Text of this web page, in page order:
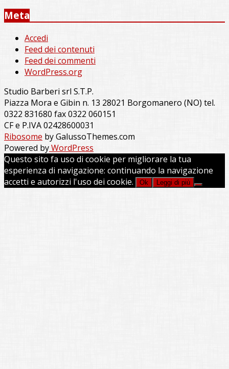
Meta
Accedi
Feed dei contenuti
Feed dei commenti
WordPress.org
Studio Barberi srl S.T.P.
Piazza Mora e Gibin n. 13 28021 Borgomanero (NO) tel.
0322 831680 fax 0322 060151
CF e P.IVA 02428600031
Ribosome by GalussoThemes.com
Powered byWordPress
Questo sito fa uso di cookie per migliorare la tua
esperienza di navigazione: continuando la navigazione
accetti e autorizzi l'uso dei cookie.
Ok Leggi di più